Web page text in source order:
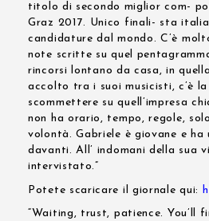
titolo di secondo miglior com-
Graz 2017. Unico finali- sta
candidature dal mondo. C’è
note scritte su quel
rincorsi lontano da casa, in
accolto tra i suoi musicisti, c’è
scommettere su quell’impresa
non ha orario, tempo, regole,
volontà. Gabriele è giovane e ha
davanti. All’ indomani della sua
intervistato.”
Potete scaricare il giornale qui:
“Waiting, trust, patience. You’ll